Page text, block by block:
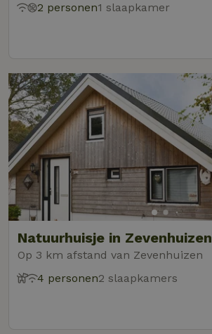
2 personen1 slaapkamer
Natuurhuisje in Zevenhuizen
Op 3 km afstand van Zevenhuizen
4 personen2 slaapkamers